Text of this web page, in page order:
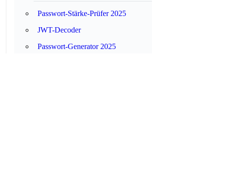
Passwort-Stärke-Prüfer 2025
JWT-Decoder
Passwort-Generator 2025